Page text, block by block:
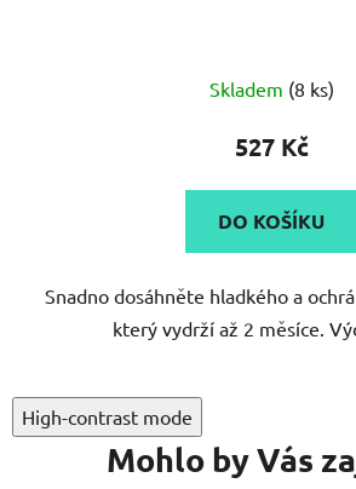
Skladem (8 ks)
527 Kč
DO KOŠÍKU
Snadno dosáhněte hladkého a
který vydrží až 2 měsíce.
High-contrast mode
Mohlo by Vás